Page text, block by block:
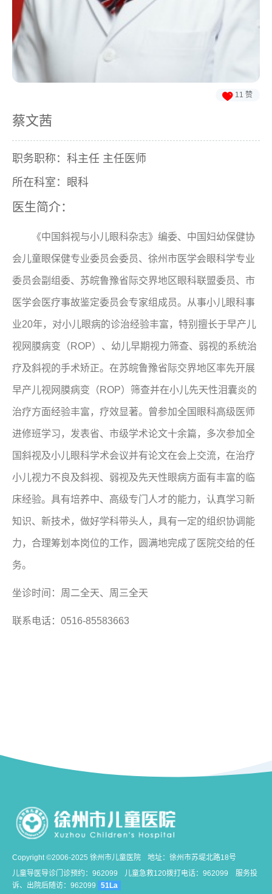
 11 赞
蔡文茜
职务职称：科主任 主任医师
所在科室：眼科
医生简介：
《中国斜视与小儿眼科杂志》编委、中国妇幼保健协
会儿童眼保健专业委员会委员、徐州市医学会眼科学专业
委员会副组委、苏皖鲁豫省际交界地区眼科联盟委员、市
医学会医疗事故鉴定委员会专家组成员。从事小儿眼科事
业20年，对小儿眼病的诊治经验丰富，特别擅长于早产儿
视网膜病变（ROP）、幼儿早期视力筛查、弱视的系统治
疗及斜视的手术矫正。在苏皖鲁豫省际交界地区率先开展
早产儿视网膜病变（ROP）筛查并在小儿先天性泪囊炎的
治疗方面经验丰富，疗效显著。曾参加全国眼科高级医师
进修班学习，发表省、市级学术论文十余篇，多次参加全
国斜视及小儿眼科学术会议并有论文在会上交流，在治疗
小儿视力不良及斜视、弱视及先天性眼病方面有丰富的临
床经验。具有培养中、高级专门人才的能力，认真学习新
知识、新技术，做好学科带头人，具有一定的组织协调能
力，合理筹划本岗位的工作，圆满地完成了医院交给的任
务。
坐诊时间：周二全天、周三全天
联系电话：0516-85583663
Copyright ©2006-2025 徐州市儿童医院
地址：徐州市苏堤北路18号
儿童导医导诊门诊预约：962099
儿童急救120拨打电话：962099
服务投
诉、出院后随访：962099
51La